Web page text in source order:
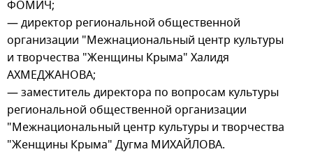
ФОМИЧ;
— директор региональной общественной
организации "Межнациональный центр культуры
и творчества "Женщины Крыма" Халидя
АХМЕДЖАНОВА;
— заместитель директора по вопросам культуры
региональной общественной организации
"Межнациональный центр культуры и творчества
"Женщины Крыма" Дугма МИХАЙЛОВА.